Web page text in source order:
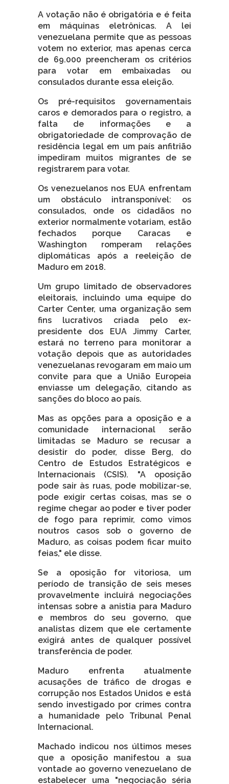
A votação não é obrigatória e é feita
em máquinas eletrônicas. A lei
venezuelana permite que as pessoas
votem no exterior, mas apenas cerca
de 69.000 preencheram os critérios
para votar em embaixadas ou
consulados durante essa eleição.
Os pré-requisitos governamentais
caros e demorados para o registro, a
falta de informações e a
obrigatoriedade de comprovação de
residência legal em um país anfitrião
impediram muitos migrantes de se
registrarem para votar.
Os venezuelanos nos EUA enfrentam
um obstáculo intransponível: os
consulados, onde os cidadãos no
exterior normalmente votariam, estão
fechados porque Caracas e
Washington romperam relações
diplomáticas após a reeleição de
Maduro em 2018.
Um grupo limitado de observadores
eleitorais, incluindo uma equipe do
Carter Center, uma organização sem
fins lucrativos criada pelo ex-
presidente dos EUA Jimmy Carter,
estará no terreno para monitorar a
votação depois que as autoridades
venezuelanas revogaram em maio um
convite para que a União Europeia
enviasse um delegação, citando as
sanções do bloco ao país.
Mas as opções para a oposição e a
comunidade internacional serão
limitadas se Maduro se recusar a
desistir do poder, disse Berg, do
Centro de Estudos Estratégicos e
Internacionais (CSIS). "A oposição
pode sair às ruas, pode mobilizar-se,
pode exigir certas coisas, mas se o
regime chegar ao poder e tiver poder
de fogo para reprimir, como vimos
noutros casos sob o governo de
Maduro, as coisas podem ficar muito
feias," ele disse.
Se a oposição for vitoriosa, um
período de transição de seis meses
provavelmente incluirá negociações
intensas sobre a anistia para Maduro
e membros do seu governo, que
analistas dizem que ele certamente
exigirá antes de qualquer possível
transferência de poder.
Maduro enfrenta atualmente
acusações de tráfico de drogas e
corrupção nos Estados Unidos e está
sendo investigado por crimes contra
a humanidade pelo Tribunal Penal
Internacional.
Machado indicou nos últimos meses
que a oposição manifestou a sua
vontade ao governo venezuelano de
estabelecer uma "negociação séria